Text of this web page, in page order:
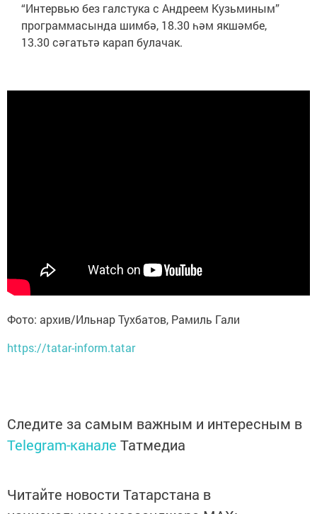
“Интервью без галстука с Андреем Кузьминым”
программасында шимбә, 18.30 һәм якшәмбе,
13.30 сәгатьтә карап булачак.
Фото: архив/Ильнар Тухбатов, Рамиль Гали
https://tatar-inform.tatar
Следите за самым важным и интересным в
Telegram-канале Татмедиа
Читайте новости Татарстана в